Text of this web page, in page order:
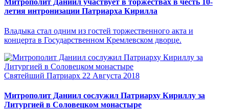
летия интронизации Патриарха Кирилла
Владыка стал одним из гостей торжественного акта и
концерта в Государственном Кремлевском дворце.
Святейший Патриарх 22 Августа 2018
Митрополит Даниил сослужил Патриарху Кириллу за
Литургией в Соловецком монастыре